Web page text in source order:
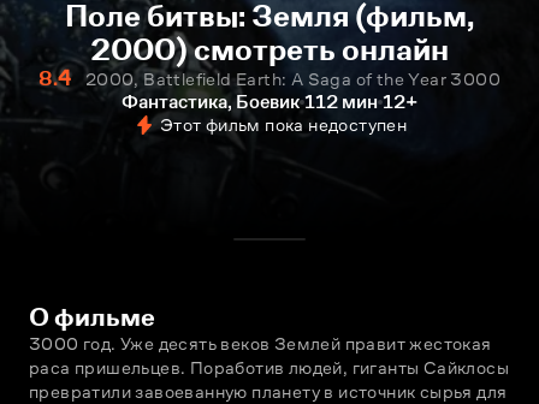
Поле битвы: Земля (фильм,
2000) смотреть онлайн
8.4
2000, Battlefield Earth: A Saga of the Year 3000
Фантастика, Боевик 112 мин 12+
Этот фильм пока недоступен
О фильме
3000 год. Уже десять веков Землей правит жестокая
раса пришельцев. Поработив людей, гиганты Сайклосы
превратили завоеванную планету в источник сырья для